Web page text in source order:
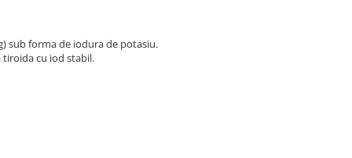
sub forma de iodura de potasiu.
tiroida cu iod stabil.